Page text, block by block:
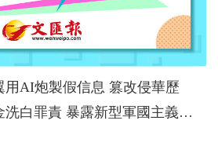
用AI炮製假信息 篡改侵華歷
白罪責 暴露新型軍國主義擴